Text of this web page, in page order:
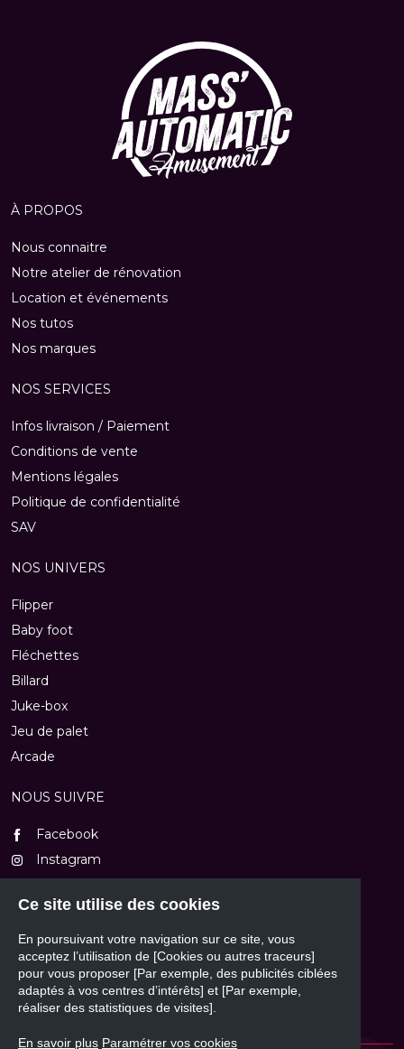
À PROPOS
Nous connaitre
Notre atelier de rénovation
Location et événements
Nos tutos
Nos marques
NOS SERVICES
Infos livraison / Paiement
Conditions de vente
Mentions légales
Politique de confidentialité
SAV
NOS UNIVERS
Flipper
Baby foot
Fléchettes
Billard
Juke-box
Jeu de palet
Arcade
NOUS SUIVRE
Facebook
Instagram
Youtube
NOUS CONTACTER
Formulaire de contact
Ce site utilise des cookies
En poursuivant votre navigation sur ce site, vous
acceptez l’utilisation de [Cookies ou autres traceurs]
pour vous proposer [Par exemple, des publicités ciblées
adaptés à vos centres d’intérêts] et [Par exemple,
réaliser des statistiques de visites].
En savoir plus Paramétrer vos cookies